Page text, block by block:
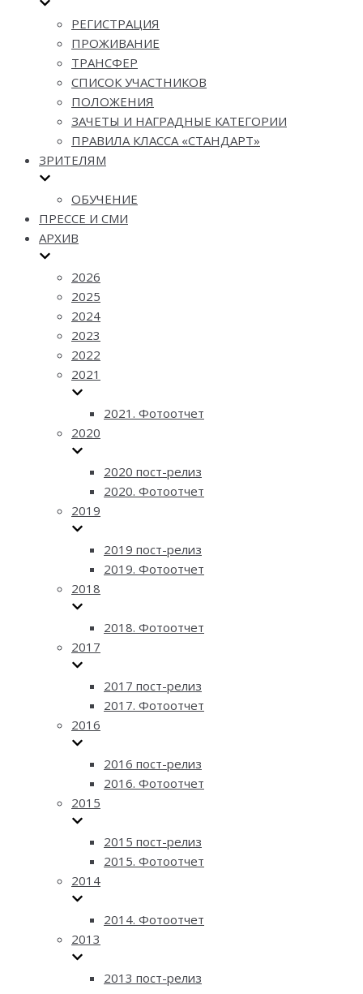
РЕГИСТРАЦИЯ
ПРОЖИВАНИЕ
ТРАНСФЕР
СПИСОК УЧАСТНИКОВ
ПОЛОЖЕНИЯ
ЗАЧЕТЫ И НАГРАДНЫЕ КАТЕГОРИИ
ПРАВИЛА КЛАССА «СТАНДАРТ»
ЗРИТЕЛЯМ
ОБУЧЕНИЕ
ПРЕССЕ И СМИ
АРХИВ
2026
2025
2024
2023
2022
2021
2021. Фотоотчет
2020
2020 пост-релиз
2020. Фотоотчет
2019
2019 пост-релиз
2019. Фотоотчет
2018
2018. Фотоотчет
2017
2017 пост-релиз
2017. Фотоотчет
2016
2016 пост-релиз
2016. Фотоотчет
2015
2015 пост-релиз
2015. Фотоотчет
2014
2014. Фотоотчет
2013
2013 пост-релиз